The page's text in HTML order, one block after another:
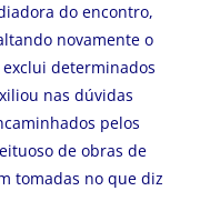
do encontro,
novamente o
determinados
nas dúvidas
pelos
de obras de
tomadas no que diz